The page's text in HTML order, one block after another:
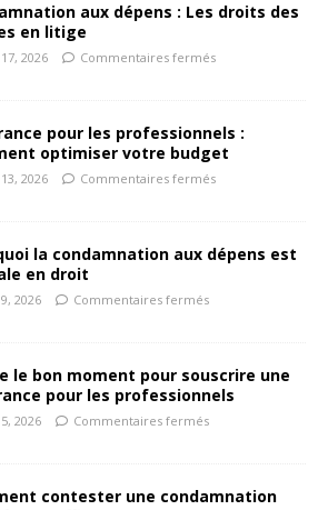
aux dépens : Les droits des
en litige
2026 Commentaires fermés
pour les professionnels :
optimiser votre budget
2026 Commentaires fermés
la condamnation aux dépens est
en droit
2026 Commentaires fermés
le bon moment pour souscrire une
pour les professionnels
2026 Commentaires fermés
contester une condamnation